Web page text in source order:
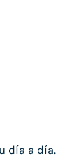
día a día.